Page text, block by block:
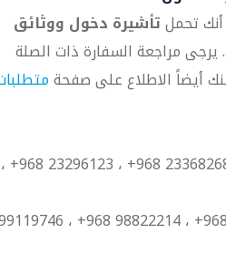
تحملتأشيرة دخول ووثائق
. يرجى مراجعة السفارة ذات الصلة
أيضاً الاطلاع على صفحة
للاستفسارات حول الأمتعة: 23368268 968+ ، 23296123 968+ ،
لعمليات المطار: 95579845 968+ ، 98822214 968+ ،